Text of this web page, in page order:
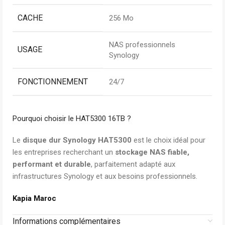
CACHE 256 Mo
USAGE
NAS professionnels
Synology
FONCTIONNEMENT 24/7
Pourquoi choisir le HAT5300 16TB ?
Le disque dur Synology HAT5300 est le choix idéal pour
les entreprises recherchant un stockage NAS fiable,
performant et durable, parfaitement adapté aux
infrastructures Synology et aux besoins professionnels.
Kapia Maroc
Informations complémentaires